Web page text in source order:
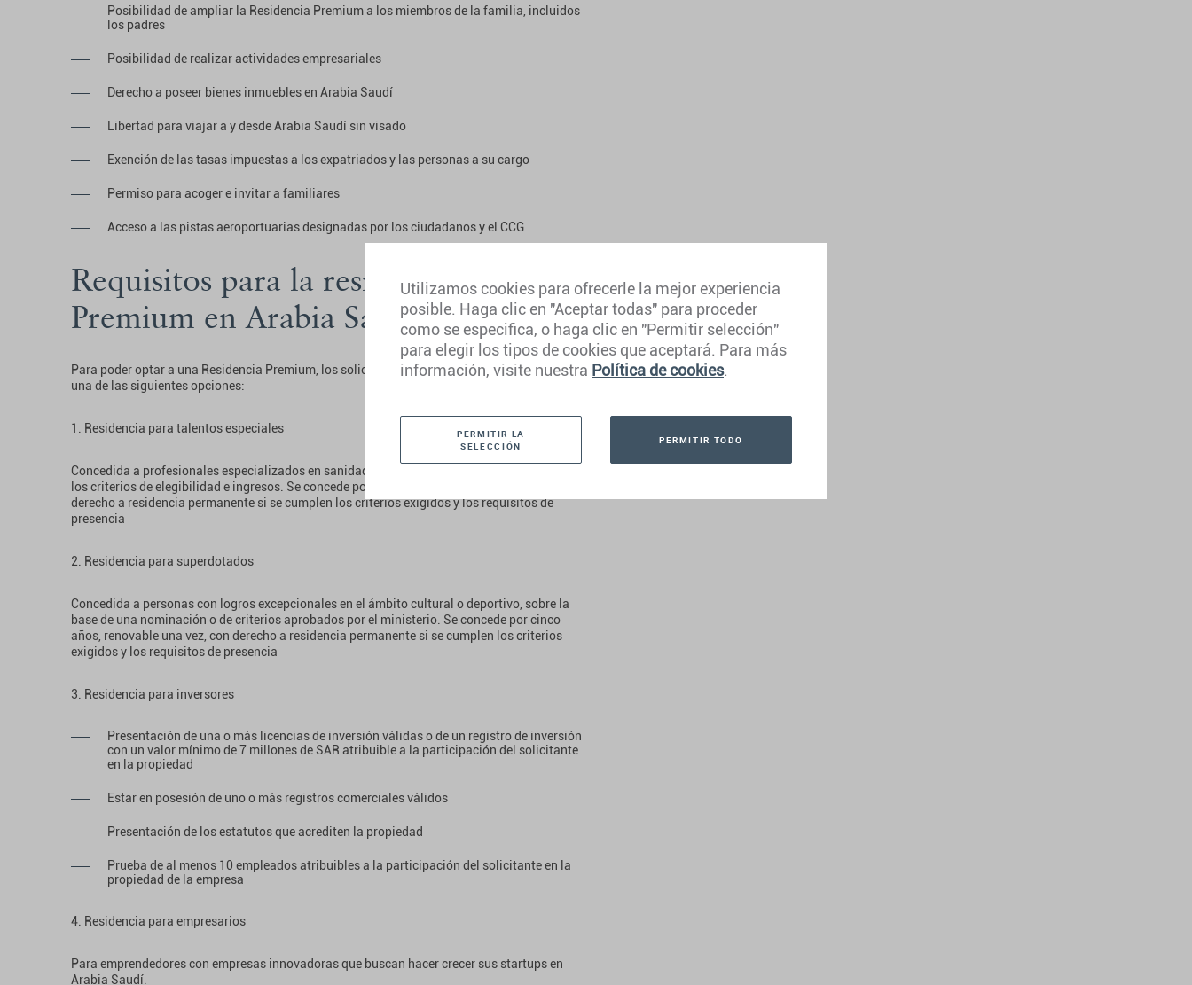
Posibilidad de ampliar la Residencia Premium a los miembros de la familia, incluidos
los padres
Posibilidad de realizar actividades empresariales
Derecho a poseer bienes inmuebles en Arabia Saudí
Libertad para viajar a y desde Arabia Saudí sin visado
Exención de las tasas impuestas a los expatriados y las personas a su cargo
Permiso para acoger e invitar a familiares
Acceso a las pistas aeroportuarias designadas por los ciudadanos y el CCG
Requisitos para la residencia
Premium en Arabia Saudí
Para poder optar a una Residencia Premium, los solicitantes deben cumplir los requisitos de
una de las siguientes opciones:
1. Residencia para talentos especiales
Concedida a profesionales especializados en sanidad, ciencia e investigación que cumplan
los criterios de elegibilidad e ingresos. Se concede por cinco años, renovables una vez, con
derecho a residencia permanente si se cumplen los criterios exigidos y los requisitos de
presencia
2. Residencia para superdotados
Concedida a personas con logros excepcionales en el ámbito cultural o deportivo, sobre la
base de una nominación o de criterios aprobados por el ministerio. Se concede por cinco
años, renovable una vez, con derecho a residencia permanente si se cumplen los criterios
exigidos y los requisitos de presencia
3. Residencia para inversores
Presentación de una o más licencias de inversión válidas o de un registro de inversión
con un valor mínimo de 7 millones de SAR atribuible a la participación del solicitante
en la propiedad
Estar en posesión de uno o más registros comerciales válidos
Presentación de los estatutos que acrediten la propiedad
Prueba de al menos 10 empleados atribuibles a la participación del solicitante en la
propiedad de la empresa
4. Residencia para empresarios
Para emprendedores con empresas innovadoras que buscan hacer crecer sus startups en
Arabia Saudí.
Utilizamos cookies para ofrecerle la mejor experiencia
posible. Haga clic en "Aceptar todas" para proceder
como se especifica, o haga clic en "Permitir selección"
para elegir los tipos de cookies que aceptará. Para más
información, visite nuestra Política de cookies.
PERMITIR LA
SELECCIÓN
PERMITIR TODO